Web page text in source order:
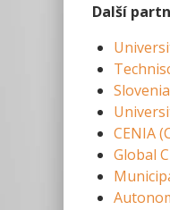
Další
CENIA
Global